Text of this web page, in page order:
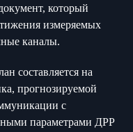
который
измеряемых
каналы.
составляется на
прогнозируемой
с
параметрами ДРР